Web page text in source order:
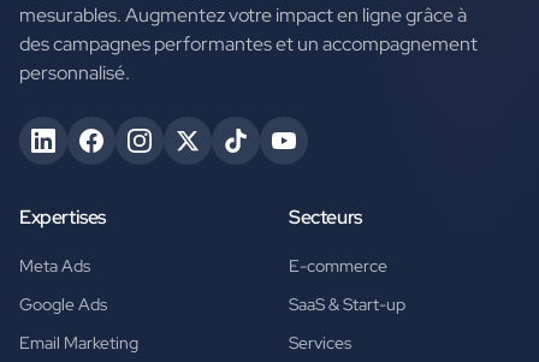
mesurables. Augmentez votre impact en ligne grâce à
des campagnes performantes et un accompagnement
personnalisé.
Expertises
Meta Ads
Google Ads
Email Marketing
Secteurs
E-commerce
SaaS & Start-up
Services